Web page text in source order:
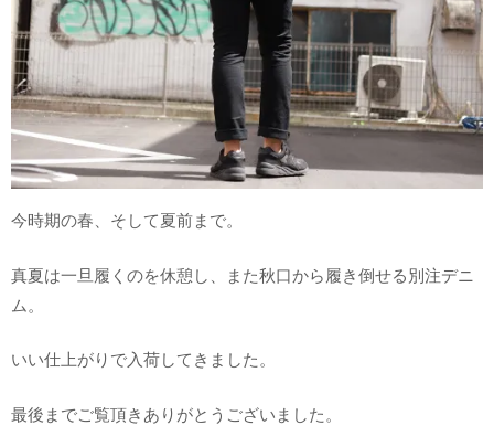
今時期の春、そして夏前まで。
真夏は一旦履くのを休憩し、また秋口から履き倒せる別注デニ
ム。
いい仕上がりで入荷してきました。
最後までご覧頂きありがとうございました。